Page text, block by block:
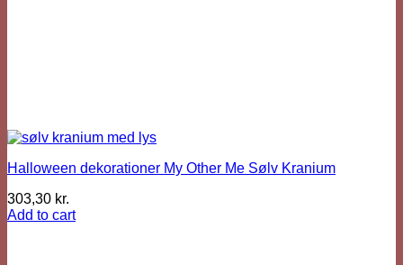
Halloween dekorationer My Other Me Sølv Kranium
303,30 kr.
Add to cart